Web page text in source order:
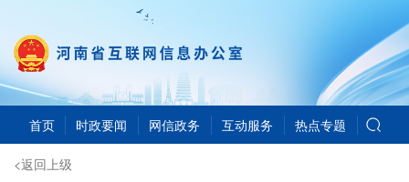
首页 时政要闻 网信政务 互动服务 热点专题
<返回上级